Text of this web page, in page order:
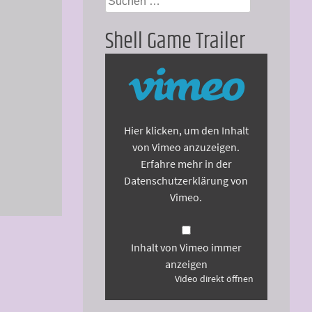
nach:
Shell Game Trailer
anzeigen
Hier klicken, um den Inhalt
von Vimeo anzuzeigen.
Erfahre mehr in der
Datenschutzerklärung von
Vimeo.
Inhalt von Vimeo immer
anzeigen
Video direkt öffnen